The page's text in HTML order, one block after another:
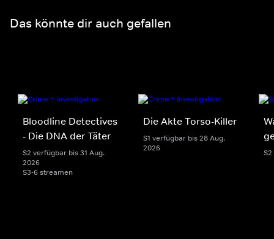
Das könnte dir auch gefallen
Bloodline Detectives
- Die DNA der Täter
S2 verfügbar bis 31 Aug.
2026
S3-6 streamen
Die Akte Torso-Killer
S1 verfügbar bis 28 Aug.
2026